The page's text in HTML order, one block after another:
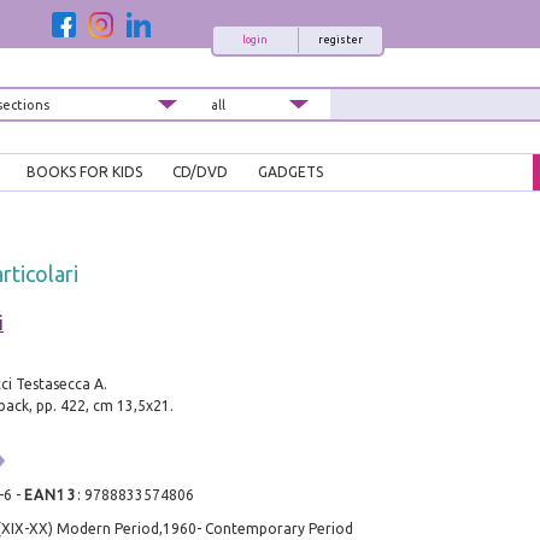
register
login
BOOKS FOR KIDS CD/DVD GADGETS
Testasecca A.
pp. 422, cm 13,5x21.
6 - EAN13 : 9788833574806
XX) Modern Period,1960- Contemporary Period